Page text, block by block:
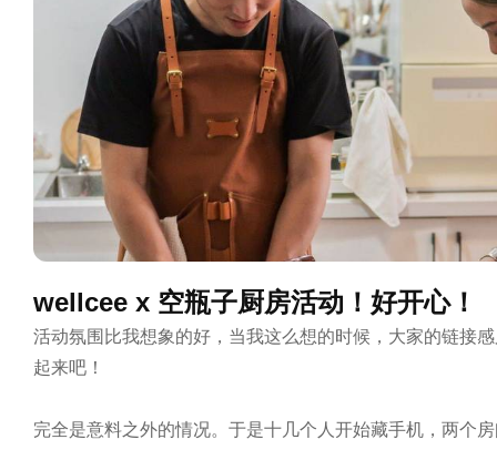
wellcee x 空瓶子厨房活动！好开心！
活动氛围比我想象的好，当我这么想的时候，大家的链接
起来吧！
完全是意料之外的情况。于是十几个人开始藏手机，两个